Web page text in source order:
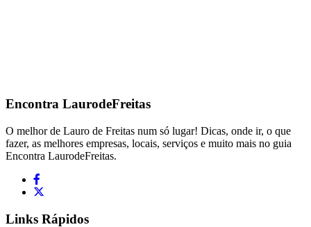
Encontra LaurodeFreitas
O melhor de Lauro de Freitas num só lugar! Dicas, onde ir, o que
fazer, as melhores empresas, locais, serviços e muito mais no guia
Encontra LaurodeFreitas.
Links Rápidos